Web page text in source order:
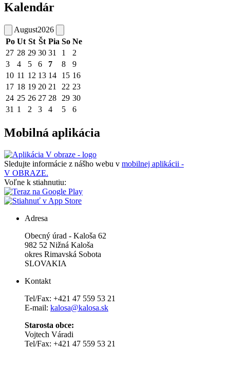
Kalendár
August2026
Po Ut St Št Pia So Ne
27 28 29 30 31 1
2
3
4 5 6 7 8
9
10 11 12 13 14 15 16
17 18 19 20 21 22 23
24 25 26 27 28 29 30
31 1 2 3 4 5 6
Mobilná aplikácia
Sledujte informácie z nášho webu v mobilnej aplikácii -
V OBRAZE.
Voľne k stiahnutiu:
Adresa
Obecný úrad - Kaloša 62
982 52 Nižná Kaloša
okres Rimavská Sobota
SLOVAKIA
Kontakt
Tel/Fax: +421 47 559 53 21
E-mail: kalosa@kalosa.sk
Starosta obce:
Vojtech Váradi
Tel/Fax: +421 47 559 53 21